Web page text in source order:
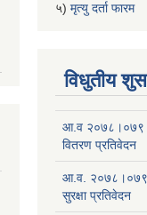
५) मृत्यु दर्ता फारम
विधुतीय
आ.व २०७८।०७९
वितरण प्रतिवेदन
आ.व. २०७८।०७९
सुरक्षा प्रतिवेदन